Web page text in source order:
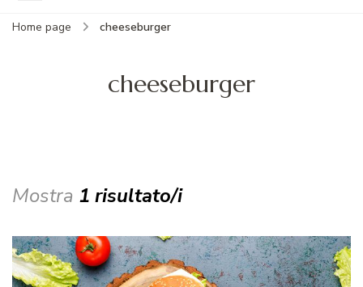
Home page cheeseburger
cheeseburger
Mostra 1 risultato/i